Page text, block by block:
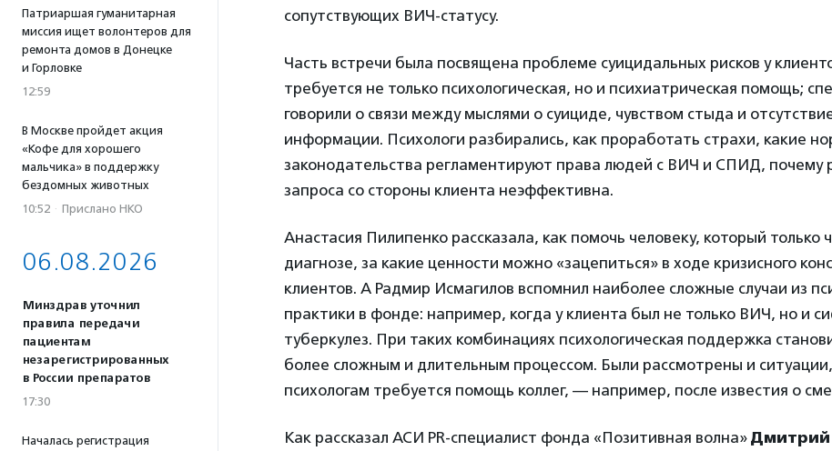
Патриаршая гуманитарная
миссия ищет волонтеров для
ремонта домов в Донецке
и Горловке
12:59
В Москве пройдет акция
«Кофе для хорошего
мальчика» в поддержку
бездомных животных
10:52 · Прислано НКО
06.08.2026
Минздрав уточнил
правила передачи
пациентам
незарегистрированных
в России препаратов
17:30
Началась регистрация
сопутствующих ВИЧ-статусу.
Часть встречи была посвящена проблеме суицидальных рисков у
требуется не только психологическая, но и психиатрическая помощь;
говорили о связи между мыслями о суициде, чувством стыда и
информации. Психологи разбирались, как проработать страхи, какие
законодательства регламентируют права людей с ВИЧ и СПИД, почему
запроса со стороны клиента неэффективна.
Анастасия Пилипенко рассказала, как помочь человеку, который только
диагнозе, за какие ценности можно «зацепиться» в ходе кризисного
клиентов. А Радмир Исмагилов вспомнил наиболее сложные случаи из
практики в фонде: например, когда у клиента был не только ВИЧ, но и
туберкулез. При таких комбинациях психологическая поддержка
более сложным и длительным процессом. Были рассмотрены и
психологам требуется помощь коллег, — например, после известия о
Как рассказал АСИ PR-специалист фонда «Позитивная волна» Дмитрий